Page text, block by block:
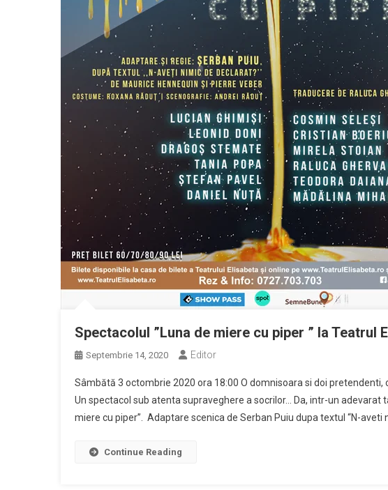
Spectacolul ”Luna de miere cu piper ” la Teatrul
Septembrie 14, 2020 Editor
Sâmbătă 3 octombrie 2020 ora 18:00 O domnisoara si doi
Un spectacol sub atenta supraveghere a socrilor… Da, intr-un adevarat
miere cu piper”. Adaptare scenica de Serban Puiu dupa textul “N-aveti
Continue Reading